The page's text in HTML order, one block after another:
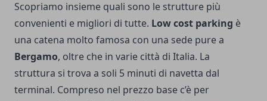
Scopriamo insieme quali sono le strutture più
convenienti e migliori di tutte. Low cost parking è
una catena molto famosa con una sede pure a
Bergamo, oltre che in varie città di Italia. La
struttura si trova a soli 5 minuti di navetta dal
terminal. Compreso nel prezzo base c’è per